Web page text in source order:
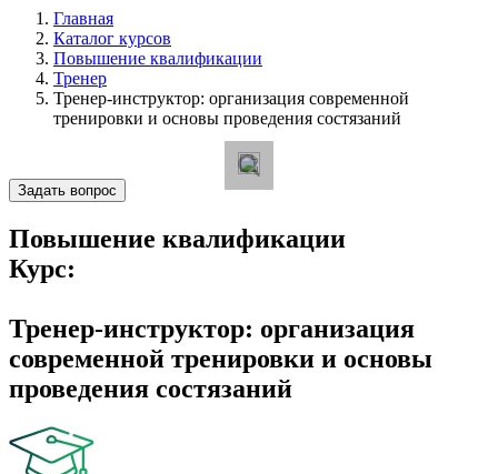
Главная
Каталог курсов
Повышение квалификации
Тренер
Тренер-инструктор: организация современной
тренировки и основы проведения состязаний
Задать вопрос
Повышение квалификации
Курс:
Тренер-инструктор: организация
современной тренировки и основы
проведения состязаний